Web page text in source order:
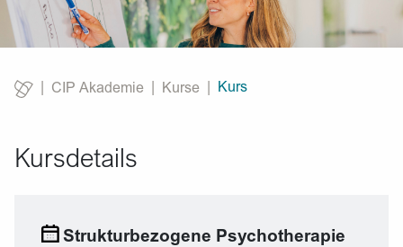
CIP Akademie Kurse
Current:
Kurs
Kursdetails
Strukturbezogene Psychotherapie